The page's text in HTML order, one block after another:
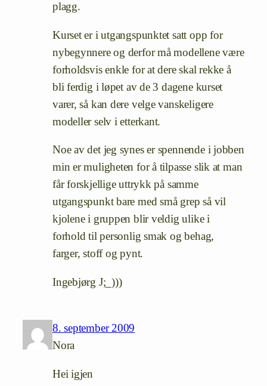
plagg.
Kurset er i utgangspunktet satt opp for
nybegynnere og derfor må modellene være
forholdsvis enkle for at dere skal rekke å
bli ferdig i løpet av de 3 dagene kurset
varer, så kan dere velge vanskeligere
modeller selv i etterkant.
Noe av det jeg synes er spennende i jobben
min er muligheten for å tilpasse slik at man
får forskjellige uttrykk på samme
utgangspunkt bare med små grep så vil
kjolene i gruppen blir veldig ulike i
forhold til personlig smak og behag,
farger, stoff og pynt.
Ingebjørg J;_)))
8. september 2009
Nora
Hei igjen